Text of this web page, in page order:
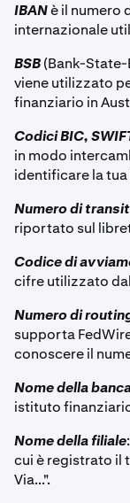
IBANè il numero
internazionale
BSB(Bank-State-
viene utilizzato
finanziario in
Codici BIC,
in modo
identificare la
Numero di
riportato sul
Codice di
cifre utilizzato
Numero di
supporta
conoscere il
Nome della
istituto
Nome della filiale
cui è registrato il
Via...".